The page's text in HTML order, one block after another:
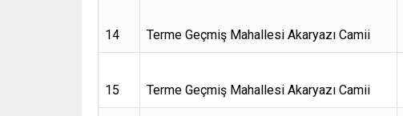
14 Terme Geçmiş Mahallesi Akaryazı Camii
15 Terme Geçmiş Mahallesi Akaryazı Camii